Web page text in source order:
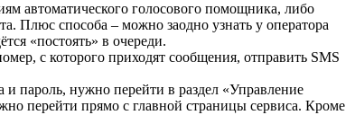
автоматического голосового помощника, либо
Плюс способа – можно заодно узнать у оператора
«постоять» в очереди.
с которого приходят сообщения, отправить SMS
пароль, нужно перейти в раздел «Управление
перейти прямо с главной страницы сервиса. Кроме